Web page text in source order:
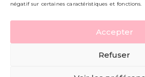
négatif sur certaines caractéristiques et fonctions.
Accepter
Refuser
Carte cadeau
Politique de confidentialité
Mentions légales - CGV